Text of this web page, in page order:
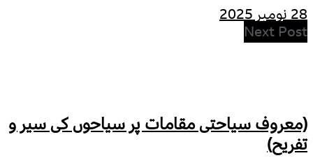
28 نومبر 2025
Next Post
(معروف سیاحتی مقامات پر سیاحوں کی سیر و
تفریح)